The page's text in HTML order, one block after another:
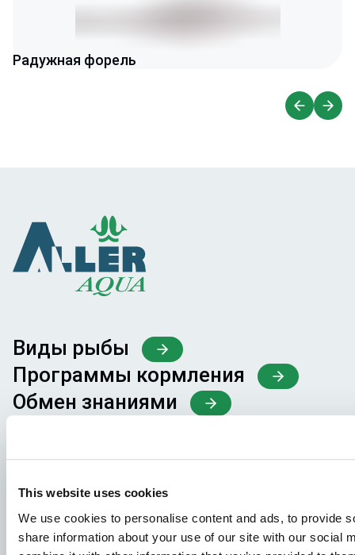
This website uses cookies
We use cookies to personalise content and ads, to provide
share information about your use of our site with our social
Радужная форель
Виды рыбы
Программы кормления
Обмен знаниями
Наши Вакансии
Чтобы ваша заявка попала в нужное место,
пожалуйста, четко укажите, какая именно вакансия
вас интересует.